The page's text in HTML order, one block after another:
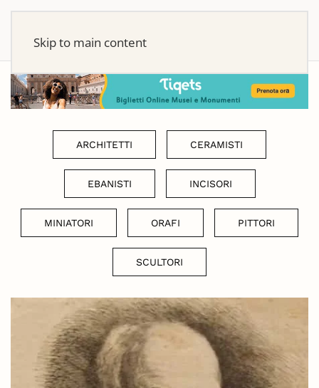
Skip to main content
ARCHITETTI CERAMISTI
EBANISTI INCISORI
MINIATORI ORAFI PITTORI
SCULTORI